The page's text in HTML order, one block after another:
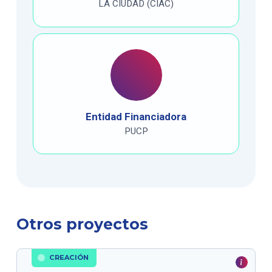
LA CIUDAD (CIAC)
Entidad Financiadora
PUCP
Otros proyectos
CREACIÓN